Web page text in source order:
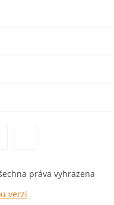
práva vyhrazena
verzi